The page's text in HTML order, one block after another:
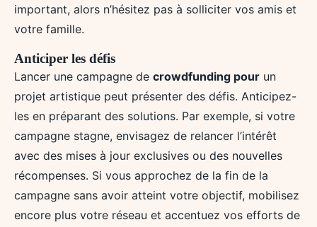
important, alors n’hésitez pas à solliciter vos amis et
votre famille.
Anticiper les défis
Lancer une campagne de crowdfunding pour un
projet artistique peut présenter des défis. Anticipez-
les en préparant des solutions. Par exemple, si votre
campagne stagne, envisagez de relancer l’intérêt
avec des mises à jour exclusives ou des nouvelles
récompenses. Si vous approchez de la fin de la
campagne sans avoir atteint votre objectif, mobilisez
encore plus votre réseau et accentuez vos efforts de